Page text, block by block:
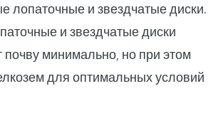
лопаточные и звездчатые диски.
и звездчатые диски
минимально, но при этом
для оптимальных условий